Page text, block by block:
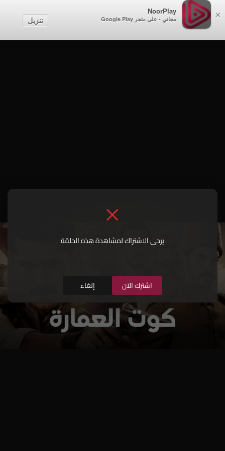
×
NoorPlay
مجاني - على متجر Google Play تنزيل
يرجى الاشتراك لمشاهدة هذه الحلقة
اشترك الآن إلغاء